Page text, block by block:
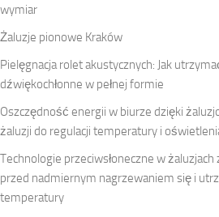
wymiar
Żaluzje pionowe Kraków
Pielęgnacja rolet akustycznych: Jak
dźwiękochłonne w pełnej formie
Oszczędność energii w biurze dzięki
żaluzji do regulacji temperatury i
Technologie przeciwsłoneczne w
przed nadmiernym nagrzewaniem się i
temperatury